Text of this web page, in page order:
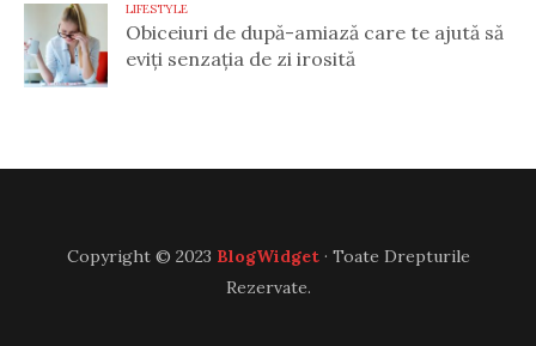
LIFESTYLE
Obiceiuri de după-amiază care te ajută să
eviți senzația de zi irosită
Copyright © 2023 BlogWidget· Toate Drepturile
Rezervate.